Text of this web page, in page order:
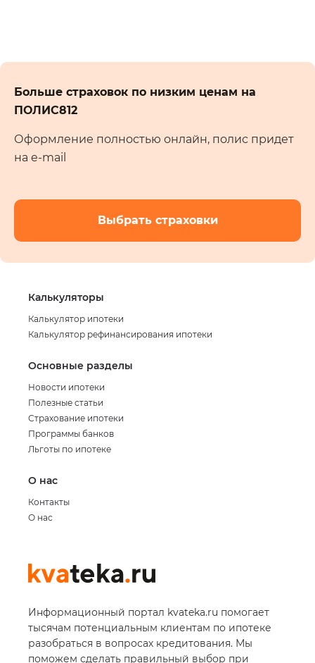
Больше страховок по низким ценам на
ПОЛИС812
Оформление полностью онлайн, полис придет
на e-mail
Выбрать страховки
Информационный портал kvateka.ru помогает
тысячам потенциальным клиентам по ипотеке
разобраться в вопросах кредитования. Мы
поможем сделать правильный выбор при
Калькуляторы
Калькулятор ипотеки
Калькулятор рефинансирования ипотеки
Основные разделы
Новости ипотеки
Полезные статьи
Страхование ипотеки
Программы банков
Льготы по ипотеке
О нас
Контакты
О нас